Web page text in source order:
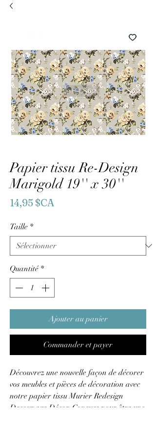
Papier tissu Re-Design
Marigold 19'' x 30''
14,95 $CA
Taille *
Quantité *
Ajouter au panier
Commander et payer
Découvrez une nouvelle façon de décorer
vos meubles et pièces de décoration avec
notre papier tissu Murier Redesign
Decoupage Décor. Conçues pour être une